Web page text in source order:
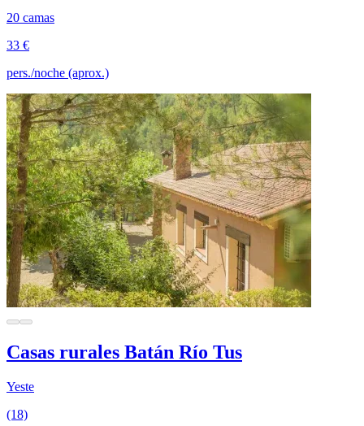
20 camas
33 €
pers./noche (aprox.)
Casas rurales Batán Río Tus
Yeste
(18)